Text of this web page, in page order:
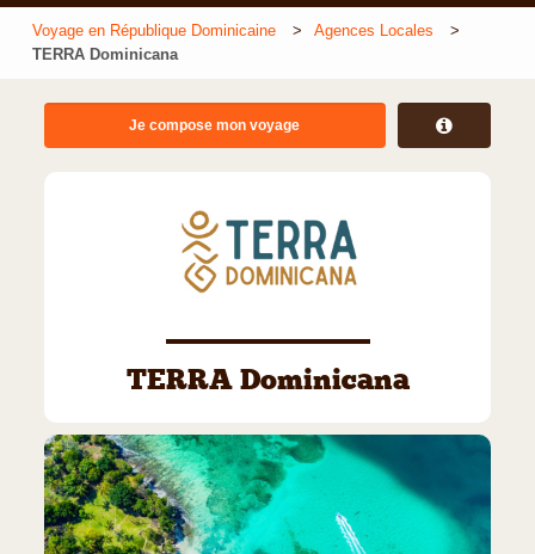
Voyage en République Dominicaine
Agences Locales
TERRA Dominicana
Je compose mon voyage
TERRA Dominicana